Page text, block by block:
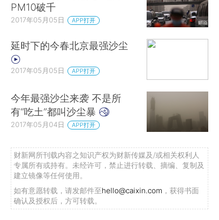
PM10破千
2017年05月05日 APP打开
延时下的今春北京最强沙尘
2017年05月05日 APP打开
今年最强沙尘来袭 不是所
有“吃土”都叫沙尘暴
2017年05月04日 APP打开
财新网所刊载内容之知识产权为财新传媒及/或相关权利人
专属所有或持有。未经许可，禁止进行转载、摘编、复制及
建立镜像等任何使用。
如有意愿转载，请发邮件至hello@caixin.com ，获得书面
确认及授权后，方可转载。